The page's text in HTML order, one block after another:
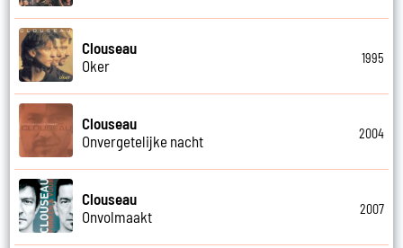
Clouseau
Oker
1995
Clouseau
Onvergetelijke nacht
2004
Clouseau
Onvolmaakt
2007